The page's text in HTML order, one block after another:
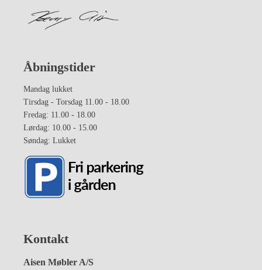
Åbningstider
Mandag lukket
Tirsdag - Torsdag 11.00 - 18.00
Fredag: 11.00 - 18.00
Lørdag: 10.00 - 15.00
Søndag: Lukket
Kontakt
Aisen Møbler A/S